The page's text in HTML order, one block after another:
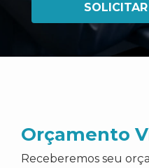
Orçamento
Receberemos seu